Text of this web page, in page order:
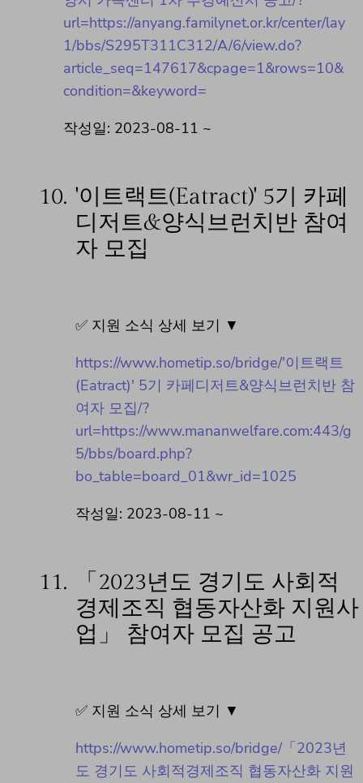
url=https://anyang.familynet.or.kr/center/lay
1/bbs/S295T311C312/A/6/view.do?
article_seq=147617&cpage=1&rows=10&
condition=&keyword=
작성일: 2023-08-11 ~
10. '이트랙트(Eatract)' 5기 카페
디저트&양식브런치반 참여
자 모집
✅ 지원 소식 상세 보기 ▼
https://www.hometip.so/bridge/'이트랙트
(Eatract)' 5기 카페디저트&양식브런치반 참
여자 모집/?
url=https://www.mananwelfare.com:443/g
5/bbs/board.php?
bo_table=board_01&wr_id=1025
작성일: 2023-08-11 ~
11.
「2023년도 경기도 사회적
경제조직 협동자산화 지원사
업」 참여자 모집 공고
✅ 지원 소식 상세 보기 ▼
https://www.hometip.so/bridge/「2023년
도 경기도 사회적경제조직 협동자산화 지원